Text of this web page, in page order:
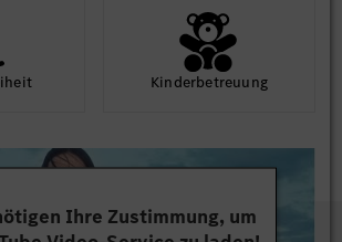
Kinder­betreuung
Ihre Zustimmung, um